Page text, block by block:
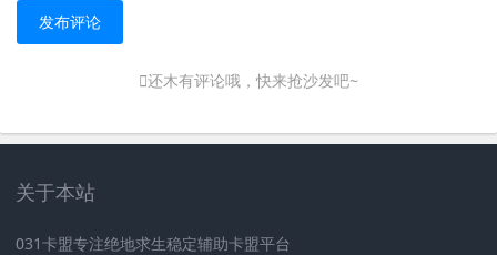
发布评论
还木有评论哦，快来抢沙发吧~
关于本站
031卡盟专注绝地求生稳定辅助卡盟平台